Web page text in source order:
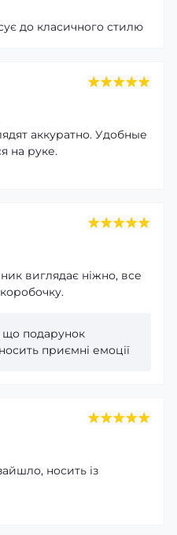
до класичного стилю
аккуратно. Удобные
на руке.
виглядає ніжно, все
що подарунок
приємні емоції
носить із